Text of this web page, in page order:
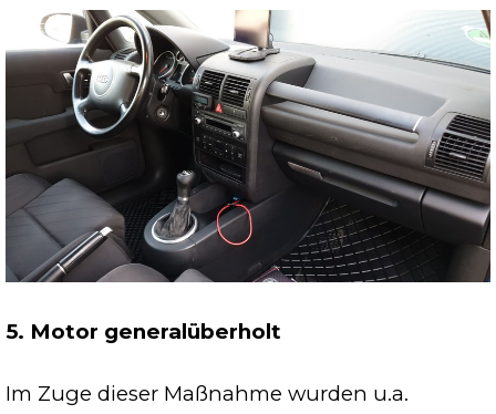
5. Motor generalüberholt
Im Zuge dieser Maßnahme wurden u.a.